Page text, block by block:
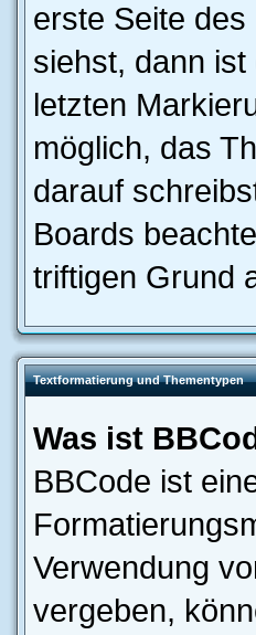
erste Seite
siehst, dann
letzten
möglich, das
darauf
Boards
triftigen Grund
Textformatierung und Thementypen
Was ist
BBCode ist
Verwendung
vergeben,